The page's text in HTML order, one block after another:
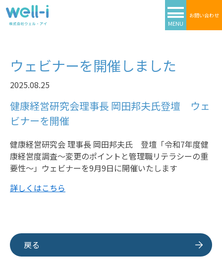
MENU
お問い合わせ
ウェビナーを開催しました
2025.08.25
健康経営研究会理事長 岡田邦夫氏登壇 ウェ
ビナーを開催
健康経営研究会 理事長 岡田邦夫氏 登壇「令和7年度健
康経営度調査～変更のポイントと管理職リテラシーの重
要性～」ウェビナーを9月9日に開催いたします
詳しくはこちら
戻る